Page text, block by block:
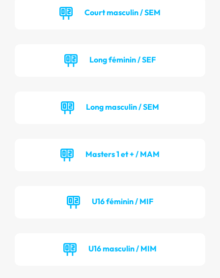
Court masculin / SEM
Long féminin / SEF
Long masculin / SEM
Masters 1 et + / MAM
U16 féminin / MIF
U16 masculin / MIM